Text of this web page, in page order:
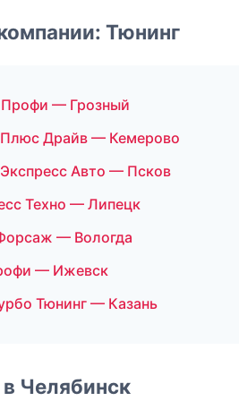
Тюнинг
— Грозный
Плюс Драйв — Кемерово
Авто — Псков
Техно — Липецк
— Вологда
— Ижевск
Тюнинг — Казань
Челябинск